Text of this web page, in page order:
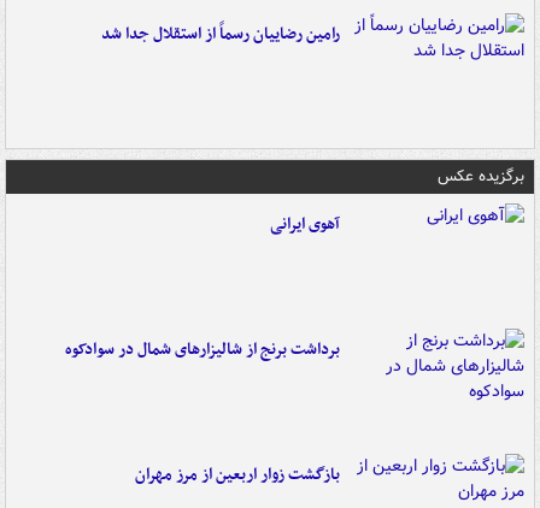
رامین رضاییان رسماً از استقلال جدا شد
برگزیده عکس
آهوی ایرانی
برداشت برنج از شالیزارهای شمال در سوادکوه
بازگشت زوار اربعین از مرز مهران